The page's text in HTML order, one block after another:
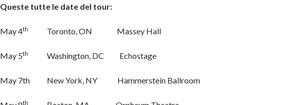
Queste tutte le date del tour:
May 4th Toronto, ON Massey Hall
May 5th Washington, DC Echostage
May 7th New York, NY Hammerstein Ballroom
th